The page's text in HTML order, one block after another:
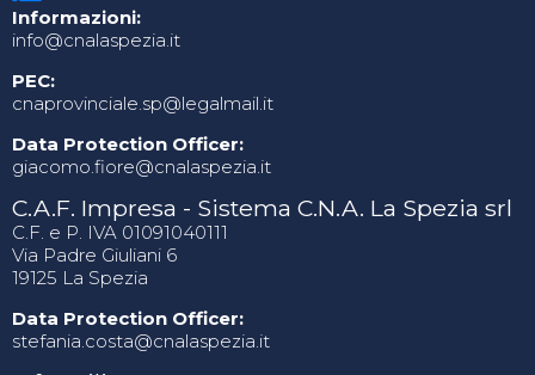
Informazioni:
info@cnalaspezia.it
PEC:
cnaprovinciale.sp@legalmail.it
Data Protection Officer:
giacomo.fiore@cnalaspezia.it
C.A.F. Impresa - Sistema C.N.A. La Spezia srl
C.F. e P. IVA 01091040111
Via Padre Giuliani 6
19125 La Spezia
Data Protection Officer:
stefania.costa@cnalaspezia.it